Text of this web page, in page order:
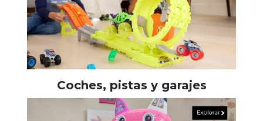
Coches, pistas y garajes